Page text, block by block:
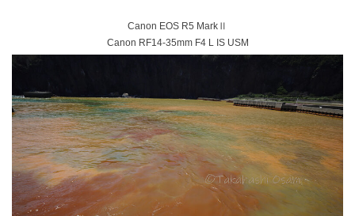
Canon EOS R5 MarkⅡ
Canon RF14-35mm F4 L IS USM